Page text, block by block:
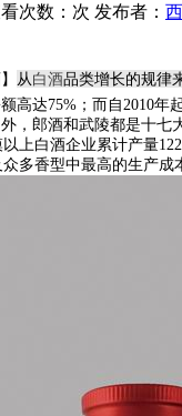
次数： 次 发布者：
从白酒品类增长的规律
高达75%；而自2010年
，郎酒和武陵都是十七
上白酒企业累计产量
多香型中最高的生产成